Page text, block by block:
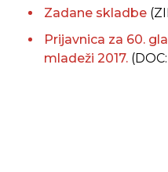
Zadane skladbe
Prijavnica za 60.
mladeži 2017.